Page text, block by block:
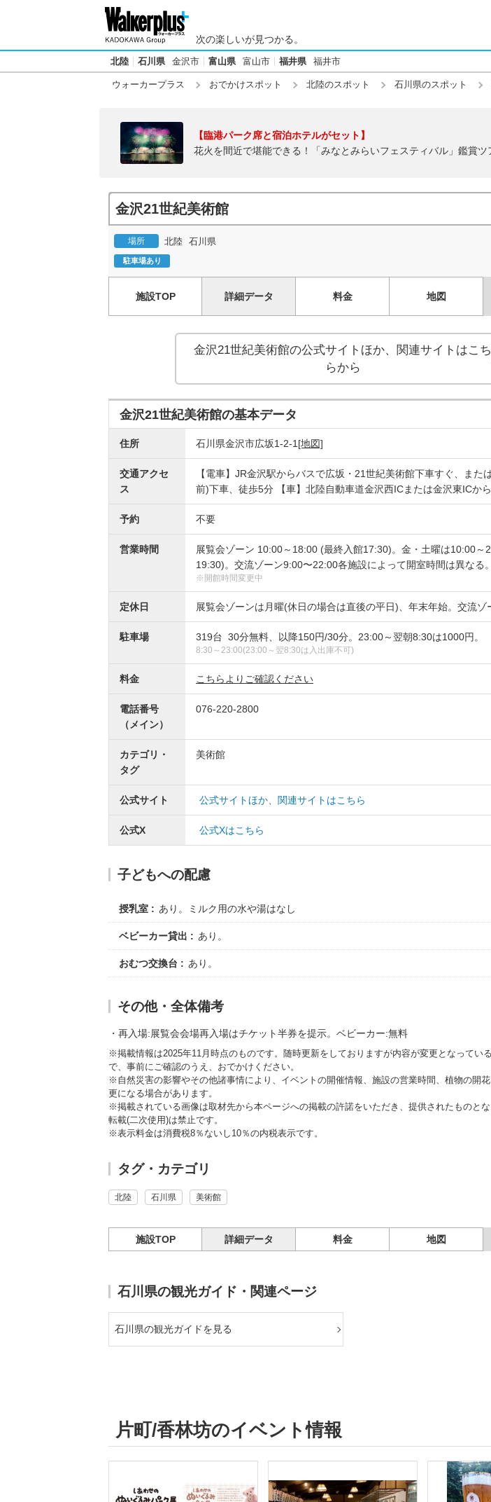
次の楽しいが見つかる。
北陸 石川県 金沢市 富山県 富山市 福井県 福井市
ウォーカープラス おでかけスポット 北陸のスポット 石川県のスポット
【臨港パーク席と宿泊ホテルがセット】
花火を間近で堪能できる！「みなとみらいフェスティバル」鑑賞ツ
金沢21世紀美術館
場所 北陸 石川県
駐車場あり
施設TOP 詳細データ 料金 地図
金沢21世紀美術館の公式サイトほか、関連サイトはこち
らから
金沢21世紀美術館の基本データ
住所 石川県金沢市広坂1-2-1 [地図]
交通アクセ
ス
【電車】JR金沢駅からバスで広坂・21世紀美術館下車すぐ、また
前)下車、徒歩5分 【車】北陸自動車道金沢西ICまたは金沢東ICか
予約 不要
営業時間
展覧会ゾーン 10:00～18:00 (最終入館17:30)。金・土曜は10:00～
19:30)。交流ゾーン9:00〜22:00各施設によって開室時間は異なる。
※開館時間変更中
定休日 展覧会ゾーンは月曜(休日の場合は直後の平日)、年末年始。交流ゾ
駐車場 319台 30分無料、以降150円/30分。23:00～翌朝8:30は1000円。
8:30～23:00(23:00～翌8:30は入出庫不可)
料金 こちらよりご確認ください
電話番号
（メイン）
076-220-2800
カテゴリ・
タグ
美術館
公式サイト 公式サイトほか、関連サイトはこちら
公式X 公式Xはこちら
子どもへの配慮
授乳室 あり。ミルク用の水や湯はなし
ベビーカー貸出 あり。
おむつ交換台 あり。
その他・全体備考
再入場:展覧会会場再入場はチケット半券を提示。ベビーカー:無料
※掲載情報は2025年11月時点のものです。随時更新をしておりますが内容が変更となってい
で、事前にご確認のうえ、おでかけください。
※自然災害の影響やその他諸事情により、イベントの開催情報、施設の営業時間、植物の開
更になる場合があります。
※掲載されている画像は取材先から本ページへの掲載の許諾をいただき、提供されたものと
転載(二次使用)は禁止です。
※表示料金は消費税8％ないし10％の内税表示です。
タグ・カテゴリ
北陸 石川県 美術館
施設TOP 詳細データ 料金 地図
石川県の観光ガイド・関連ページ
石川県の観光ガイドを見る
片町/香林坊のイベント情報